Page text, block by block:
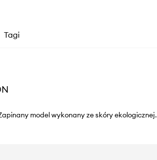
Tagi
model wykonany ze skóry ekologicznej.